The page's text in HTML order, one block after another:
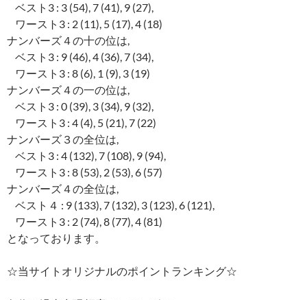
ベスト3 : 3 (54), 7 (41), 9 (27),
ワースト3 : 2 (11), 5 (17), 4 (18)
ナンバーズ４の十の位は,
ベスト3 : 9 (46), 4 (36), 7 (34),
ワースト3 : 8 (6), 1 (9), 3 (19)
ナンバーズ４の一の位は,
ベスト3 : 0 (39), 3 (34), 9 (32),
ワースト3 : 4 (4), 5 (21), 7 (22)
ナンバーズ３の全位は,
ベスト3 : 4 (132), 7 (108), 9 (94),
ワースト3 : 8 (53), 2 (53), 6 (57)
ナンバーズ４の全位は,
ベスト４ : 9 (133), 7 (132), 3 (123), 6 (121),
ワースト3 : 2 (74), 8 (77), 4 (81)
となっております。
☆当サイトオリジナルのポイントランキング☆